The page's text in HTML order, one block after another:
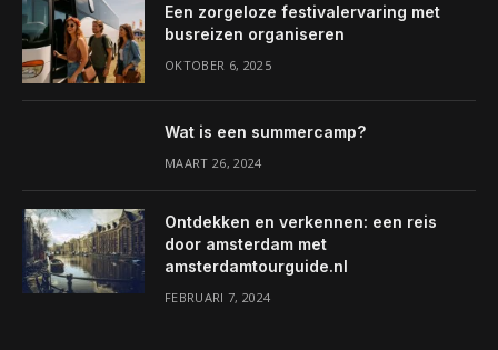
Een zorgeloze festivalervaring met
busreizen organiseren
OKTOBER 6, 2025
Wat is een summercamp?
MAART 26, 2024
Ontdekken en verkennen: een reis
door amsterdam met
amsterdamtourguide.nl
FEBRUARI 7, 2024